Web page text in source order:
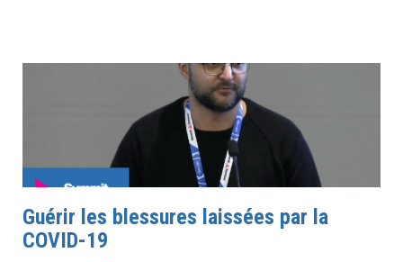
Guérir les blessures laissées par la
COVID-19